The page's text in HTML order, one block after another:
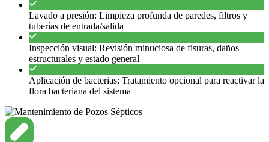
Lavado a presión: Limpieza profunda de paredes, filtros y
tuberías de entrada/salida
Inspección visual: Revisión minuciosa de fisuras, daños
estructurales y estado general
Aplicación de bacterias: Tratamiento opcional para reactivar la
flora bacteriana del sistema